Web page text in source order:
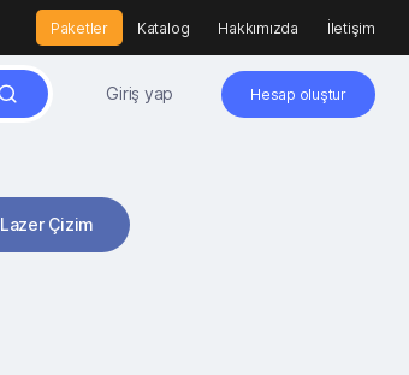
Paketler Katalog Hakkımızda İletişim
Giriş yap Hesap oluştur
Lazer Çizim